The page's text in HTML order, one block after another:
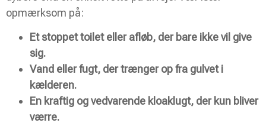
opmærksom på:
Et stoppet toilet eller afløb, der bare ikke vil give
sig.
Vand eller fugt, der trænger op fra gulvet i
kælderen.
En kraftig og vedvarende kloaklugt, der kun bliver
værre.